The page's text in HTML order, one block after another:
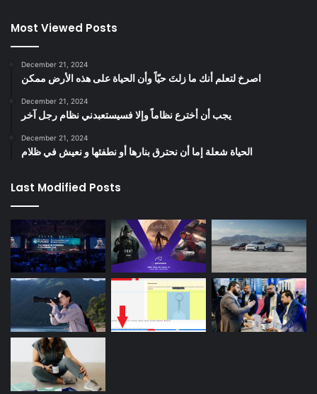
Most Viewed Posts
December 21, 2024
‫اصرخ لتعلم أنك ما زلتَ حيّاً وأن الحياة على هذه الأرض ممكن
December 21, 2024
يجب أن أخترع نظاماً وإلا فسيستعبدني نظام رجل آخر
December 21, 2024
الحياة شعلة إما أن نحترق بنارها أو نطفئها و نعيش في ظلام
Last Modified Posts